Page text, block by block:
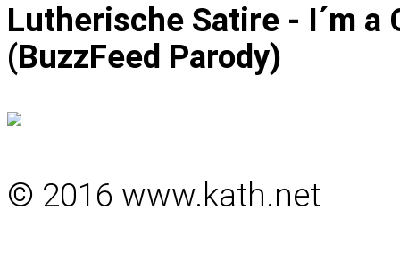
Lutherische Satire - I´m a
(BuzzFeed Parody)
© 2016 www.kath.net